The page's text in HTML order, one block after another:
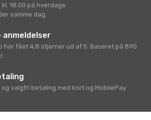
18:00 på hverdage
samme dag.
har fået 4,8 stjerner ud af 5. Baseret på 890
og valgfri betaling med kort og MobilePay